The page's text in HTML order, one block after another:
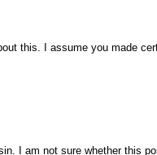
this. I assume you made
I am not sure whether this